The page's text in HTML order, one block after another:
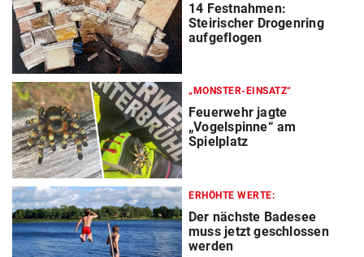
14 Festnahmen:
Steirischer Drogenring
aufgeflogen
„MONSTER-EINSATZ“
Feuerwehr jagte
„Vogelspinne“ am
Spielplatz
ERHÖHTE WERTE:
Der nächste Badesee
muss jetzt geschlossen
werden